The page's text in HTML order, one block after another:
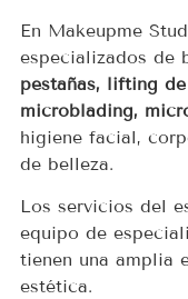
En Makeupme
especializados de
pestañas, lifting
microblading,
higiene facial,
de belleza.
Los servicios del
equipo de
tienen una amplia
estética.